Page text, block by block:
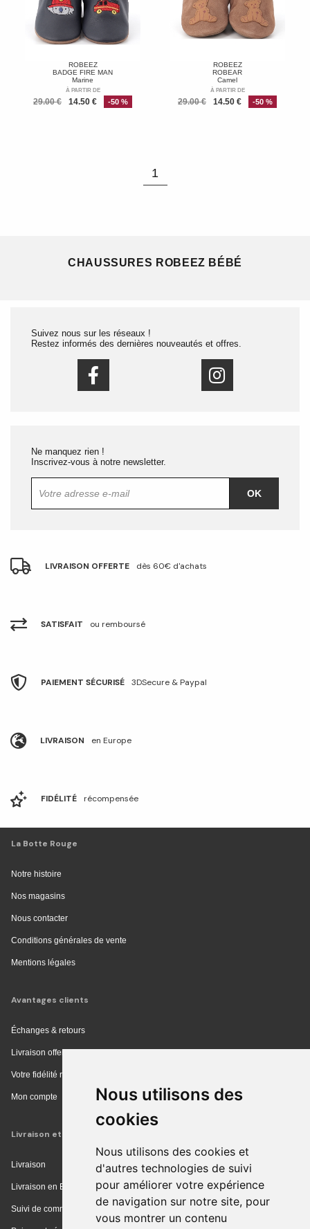
Nous utilisons des
cookies
Nous utilisons des cookies et
d'autres technologies de suivi
pour améliorer votre expérience
de navigation sur notre site, pour
vous montrer un contenu
CHAUSSURES ROBEEZ BÉBÉ
ROBEEZ
BADGE FIRE MAN
Marine
À PARTIR DE
29.00 € 14.50 € -50 %
ROBEEZ
ROBEAR
Camel
À PARTIR DE
29.00 € 14.50 € -50 %
1
Suivez nous sur les réseaux !
Restez informés des dernières nouveautés et offres.
Ne manquez rien !
Inscrivez-vous à notre newsletter.
OK
LIVRAISON OFFERTE dès 60€ d'achats
SATISFAIT ou remboursé
PAIEMENT SÉCURISÉ 3DSecure & Paypal
LIVRAISON en Europe
FIDÉLITÉ récompensée
La Botte Rouge
Notre histoire
Nos magasins
Nous contacter
Conditions générales de vente
Mentions légales
Avantages clients
Échanges & retours
Livraison offerte en magasin
Votre fidélité récompensée
Mon compte
Livraison et achat
Livraison
Livraison en Europe
Suivi de commande